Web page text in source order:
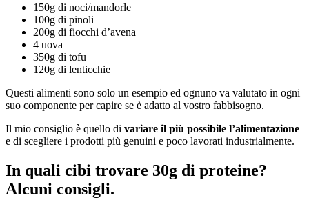
150g di noci/mandorle
100g di pinoli
200g di fiocchi d’avena
4 uova
350g di tofu
120g di lenticchie
Questi alimenti sono solo un esempio ed ognuno va valutato in ogni
suo componente per capire se è adatto al vostro fabbisogno.
Il mio consiglio è quello di variare il più possibile l’alimentazione
e di scegliere i prodotti più genuini e poco lavorati industrialmente.
In quali cibi trovare 30g di proteine?
Alcuni consigli.